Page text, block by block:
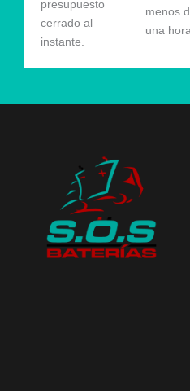
presupuesto
cerrado al
instante.
menos
una hora.